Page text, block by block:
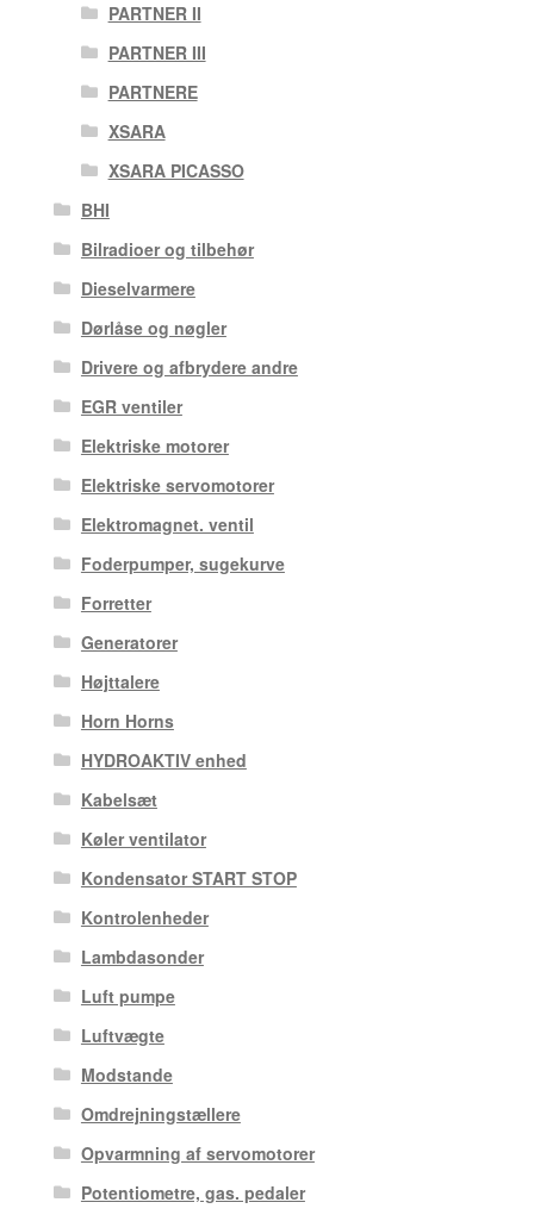
PARTNER II
PARTNER III
PARTNERE
XSARA
XSARA PICASSO
BHI
Bilradioer og tilbehør
Dieselvarmere
Dørlåse og nøgler
Drivere og afbrydere andre
EGR ventiler
Elektriske motorer
Elektriske servomotorer
Elektromagnet. ventil
Foderpumper, sugekurve
Forretter
Generatorer
Højttalere
Horn Horns
HYDROAKTIV enhed
Kabelsæt
Køler ventilator
Kondensator START STOP
Kontrolenheder
Lambdasonder
Luft pumpe
Luftvægte
Modstande
Omdrejningstællere
Opvarmning af servomotorer
Potentiometre, gas. pedaler